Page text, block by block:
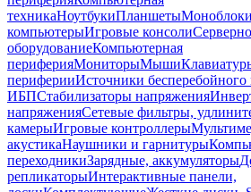
техникаНоутбукиПланшетыМоноблоки
компьютерыИгровые консоли
оборудованиеКомпьютерная
периферияМониторыМыши
периферииИсточники бесперебойного
ИБПСтабилизаторы напряжения
напряженияСетевые фильтры,
камерыИгровые контроллеры
акустикаНаушники и гарнитуры
переходникиЗарядные, аккумуляторы
репликаторыИнтерактивные панели,